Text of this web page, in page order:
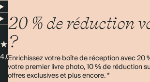
20 % de réduction
?
Enrichissez votre boîte de réception avec 20
votre premier livre photo, 10 % de réduction
offres exclusives et plus encore. *
Entreprise
4,00/5Plus de 11 000 avis